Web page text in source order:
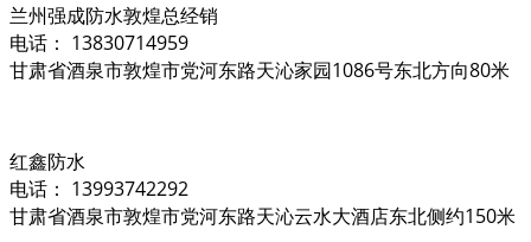
兰州强成防水敦煌总经销
电话： 13830714959
甘肃省酒泉市敦煌市党河东路天沁家园1086号东北方向80米
红鑫防水
电话： 13993742292
甘肃省酒泉市敦煌市党河东路天沁云水大酒店东北侧约150米